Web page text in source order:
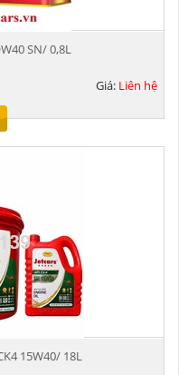
SN/ 0,8L
Giá: Liên hệ
15W40/ 18L